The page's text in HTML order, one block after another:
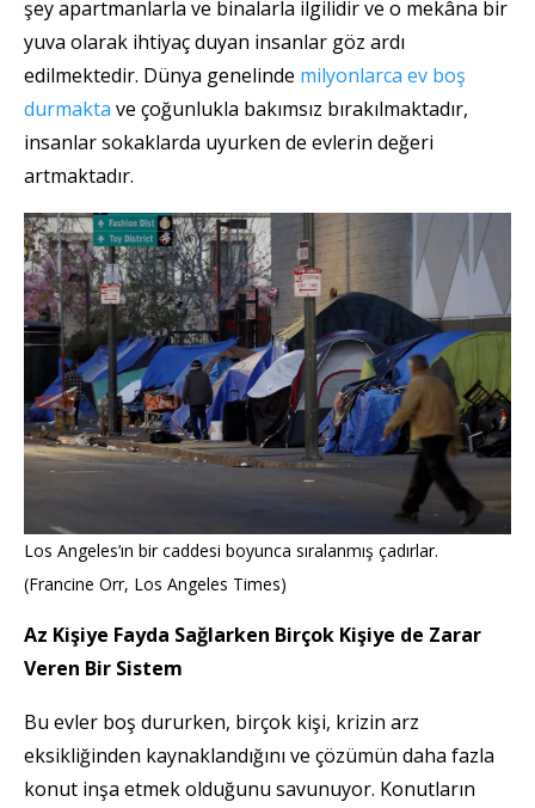
şey apartmanlarla ve binalarla ilgilidir ve o mekâna bir
yuva olarak ihtiyaç duyan insanlar göz ardı
edilmektedir. Dünya genelinde milyonlarca ev boş
durmakta ve çoğunlukla bakımsız bırakılmaktadır,
insanlar sokaklarda uyurken de evlerin değeri
artmaktadır.
Los Angeles’ın bir caddesi boyunca sıralanmış çadırlar.
(Francine Orr, Los Angeles Times)
Az Kişiye Fayda Sağlarken Birçok Kişiye de Zarar
Veren Bir Sistem
Bu evler boş dururken, birçok kişi, krizin arz
eksikliğinden kaynaklandığını ve çözümün daha fazla
konut inşa etmek olduğunu savunuyor. Konutların